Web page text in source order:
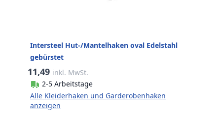
Intersteel Hut-/Mantelhaken oval Edelstahl
gebürstet
11,49 inkl. MwSt.
2-5 Arbeitstage
Alle Kleiderhaken und Garderobenhaken
anzeigen